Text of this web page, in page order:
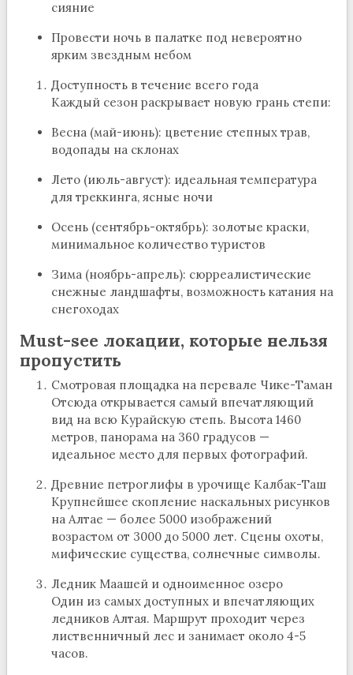
сияние
Провести ночь в палатке под невероятно
ярким звездным небом
Доступность в течение всего года
Каждый сезон раскрывает новую грань степи:
Весна (май-июнь): цветение степных трав,
водопады на склонах
Лето (июль-август): идеальная температура
для треккинга, ясные ночи
Осень (сентябрь-октябрь): золотые краски,
минимальное количество туристов
Зима (ноябрь-апрель): сюрреалистические
снежные ландшафты, возможность катания на
снегоходах
Must-see локации, которые нельзя
пропустить
Смотровая площадка на перевале Чике-Таман
Отсюда открывается самый впечатляющий
вид на всю Курайскую степь. Высота 1460
метров, панорама на 360 градусов —
идеальное место для первых фотографий.
Древние петроглифы в урочище Калбак-Таш
Крупнейшее скопление наскальных рисунков
на Алтае — более 5000 изображений
возрастом от 3000 до 5000 лет. Сцены охоты,
мифические существа, солнечные символы.
Ледник Маашей и одноименное озеро
Один из самых доступных и впечатляющих
ледников Алтая. Маршрут проходит через
лиственничный лес и занимает около 4-5
часов.